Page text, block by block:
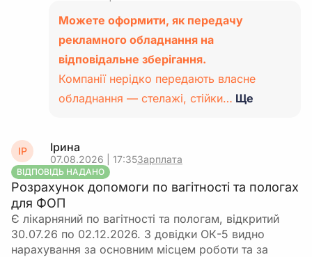
Можете оформити, як передачу
рекламного обладнання на
відповідальне зберігання.
Компанії нерідко передають власне
обладнання — стелажі, стійки… Ще
ІР Ірина
07.08.2026 | 17:35Зарплата
ВІДПОВІДЬ НАДАНО
Розрахунок допомоги по вагітності та пологах
для ФОП
Є лікарняний по вагітності та пологам, відкритий
30.07.26 по 02.12.2026. З довідки ОК-5 видно
нарахування за основним місцем роботи та за